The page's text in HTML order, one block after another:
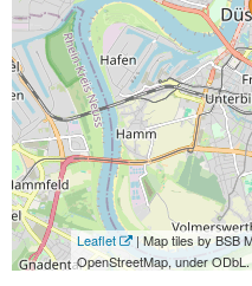
Leaflet
| Map tiles by BSB
OpenStreetMap, under ODbL.